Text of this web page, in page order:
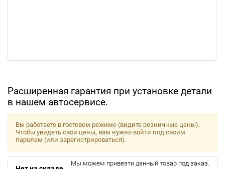
Расширенная гарантия при установке детали
в нашем автосервисе.
Вы работаете в гостевом режиме (видите розничные цены).
Чтобы увидеть свои цены, вам нужно войти под своим
паролем (или зарегистрироваться).
Мы можем привезти данный товар под заказ.